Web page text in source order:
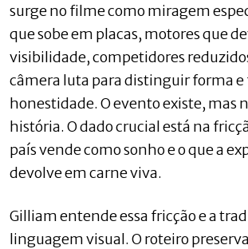
surge no filme como miragem
que sobe em placas, motores que
visibilidade, competidores
câmera luta para distinguir forma e
honestidade. O evento existe, mas
história. O dado crucial está na
país vende como sonho e o que a
devolve em carne viva.
Gilliam entende essa fricção e a
linguagem visual. O roteiro